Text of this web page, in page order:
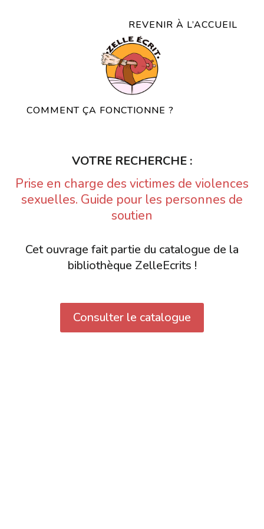
REVENIR À L’ACCUEIL
COMMENT ÇA FONCTIONNE ?
VOTRE RECHERCHE :
Prise en charge des victimes de violences
sexuelles. Guide pour les personnes de
soutien
Cet ouvrage fait partie du catalogue de la
bibliothèque ZelleEcrits !
Consulter le catalogue